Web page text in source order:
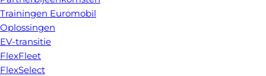
Trainingen Euromobil
Oplossingen
EV-transitie
FlexFleet
FlexSelect